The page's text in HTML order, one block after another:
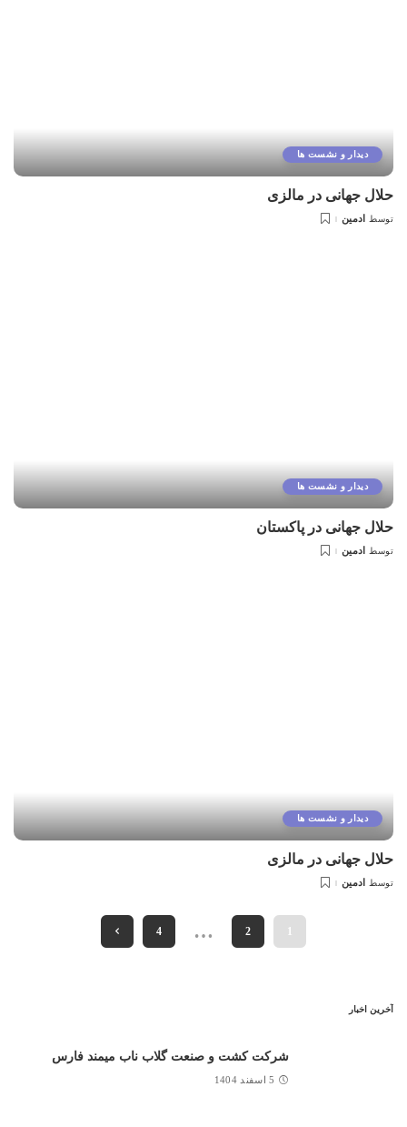
دیدار و نشست ها
حلال جهانی در مالزی
توسط ادمین
دیدار و نشست ها
حلال جهانی در پاکستان
توسط ادمین
دیدار و نشست ها
حلال جهانی در مالزی
توسط ادمین
2
…
4
آخرین اخبار
شرکت کشت و صنعت گلاب ناب میمند فارس
5 اسفند 1404